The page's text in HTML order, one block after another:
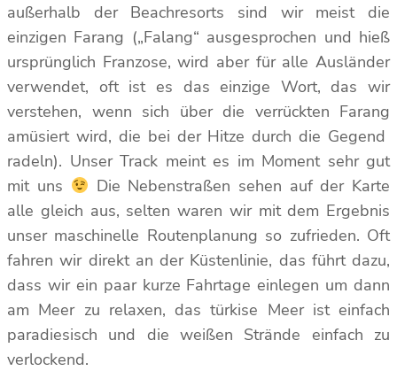
außerhalb der Beachresorts sind wir meist die
einzigen Farang („Falang“ ausgesprochen und hieß
ursprünglich Franzose, wird aber für alle Ausländer
verwendet, oft ist es das einzige Wort, das wir
verstehen, wenn sich über die verrückten Farang
amüsiert wird, die bei der Hitze durch die Gegend
radeln). Unser Track meint es im Moment sehr gut
mit uns
Die Nebenstraßen sehen auf der Karte
alle gleich aus, selten waren wir mit dem Ergebnis
unser maschinelle Routenplanung so zufrieden. Oft
fahren wir direkt an der Küstenlinie, das führt dazu,
dass wir ein paar kurze Fahrtage einlegen um dann
am Meer zu relaxen, das türkise Meer ist einfach
paradiesisch und die weißen Strände einfach zu
verlockend.